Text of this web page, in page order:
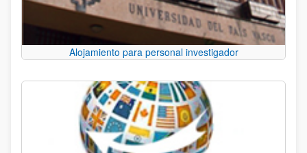
Alojamiento para personal investigador